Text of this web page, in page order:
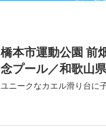
橋本市運動公園 前
念プール／和歌山
ユニークなカエル滑り台に